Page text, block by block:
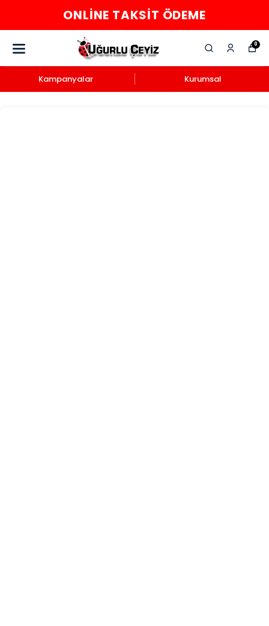
ONLINE TAKSIT ÖDEME
0
Kampanyalar Kurumsal